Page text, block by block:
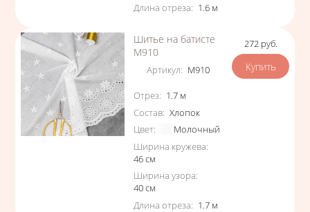
Длина отреза: 1.6 м
Шитье на батисте
М910
Артикул: М910
Характеристики
Отрез: 1.7 м
Состав: Хлопок
Цвет:
Молочный
Ширина кружева:
46см
Ширина узора:
40см
Длина отреза: 1.7 м
Цена
272 руб.